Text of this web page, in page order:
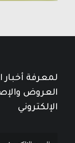
لمعرفة أخبار
العروض
الإلكتروني